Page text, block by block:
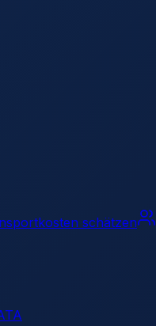
schätzen